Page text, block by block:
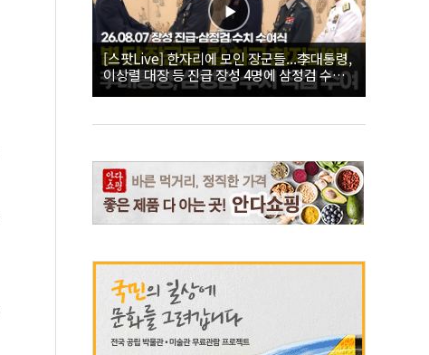
[스팟Live] 한자리에 모인 장군들...李대통령,
이상렬 대장 등 진급 장성 4명에 삼정검 수치
직접 수여｜26.08.07 장성 진급·삼정검 수치